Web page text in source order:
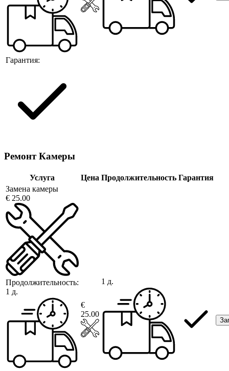
Гарантия:
Ремонт Камеры
Услуга Цена Продолжительность Гарантия
Замена камеры
€ 25.00
Продолжительность:
1 д.
€
25.00
1 д.